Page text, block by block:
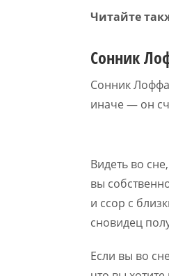
Читайте
Сонник
Сонник
иначе — он
Видеть во
вы
и ссор с
сновидец
Если вы во